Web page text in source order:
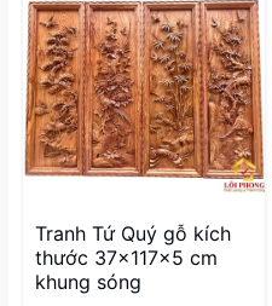
Tranh Tứ Quý gỗ kích
thước 37x117x5 cm
khung sóng